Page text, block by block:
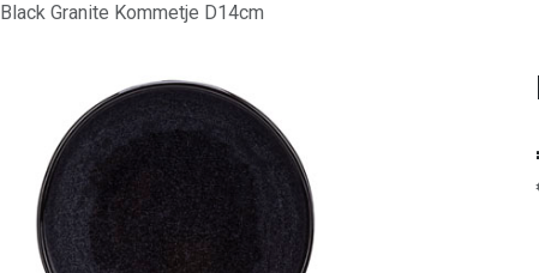
Black Granite Kommetje D14cm